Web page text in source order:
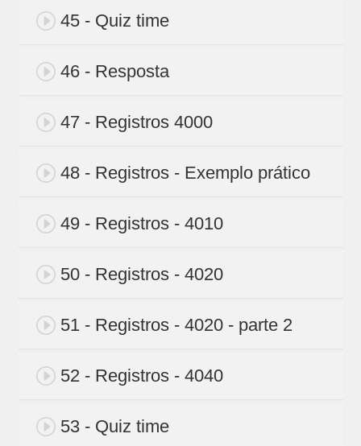
45 - Quiz time
46 - Resposta
47 - Registros 4000
48 - Registros - Exemplo prático
49 - Registros - 4010
50 - Registros - 4020
51 - Registros - 4020 - parte 2
52 - Registros - 4040
53 - Quiz time